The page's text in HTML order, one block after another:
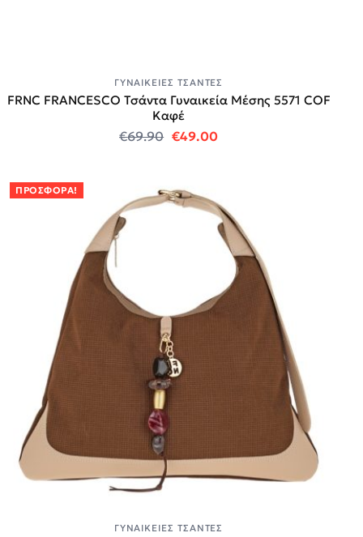
ΓΥΝΑΙΚΕΊΕΣ ΤΣΆΝΤΕΣ
FRNC FRANCESCO Τσάντα Γυναικεία Μέσης 5571 COF
Καφέ
€69.90 Original price was: €69.90.
€49.00Η τρέχουσα τιμή
ΠΡΟΣΦΟΡΆ!
ΓΥΝΑΙΚΕΊΕΣ ΤΣΆΝΤΕΣ